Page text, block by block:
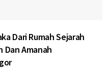
Dari Rumah Sejarah
Dan Amanah